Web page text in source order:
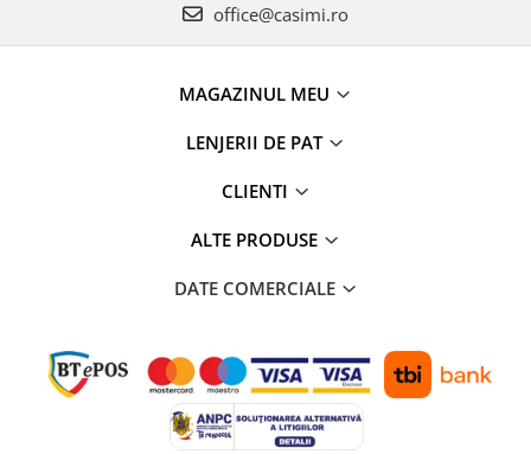
office@casimi.ro
MAGAZINUL MEU
LENJERII DE PAT
CLIENTI
ALTE PRODUSE
DATE COMERCIALE